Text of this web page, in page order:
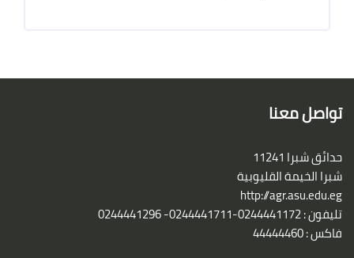
الكتل
تواصل معنا
حدائق شبرا 11241
شبرا الخيمة القليوبية
http://agr.asu.edu.eg
تليفون : 0244441172-0244441711- 0244441296
فاكس : 44444460